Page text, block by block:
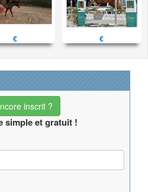
€ €
inscrit ?
simple et gratuit !